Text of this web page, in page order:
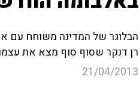
הבלוגר של המדינה משוחח עם
רן דנקר שסוף סוף מצא את
21/04/2013